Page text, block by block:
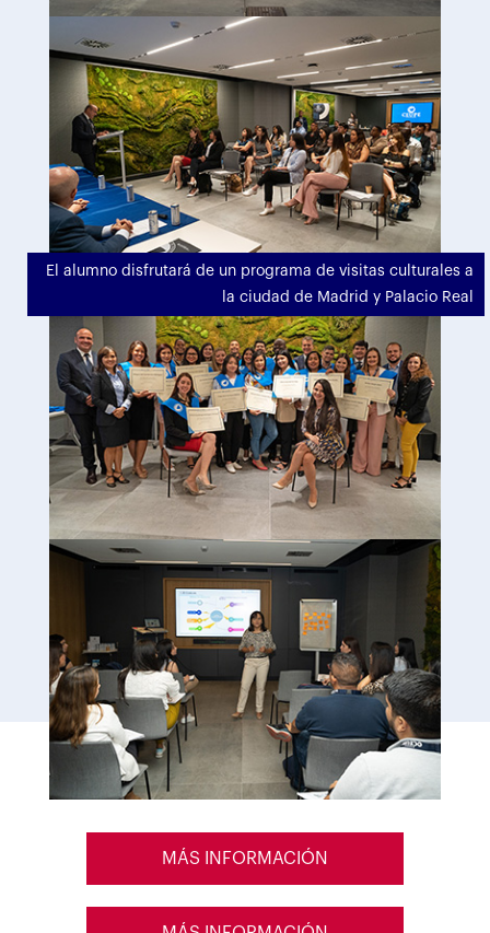
El alumno disfrutará de un programa de visitas culturales a
la ciudad de Madrid y Palacio Real
MÁS INFORMACIÓN